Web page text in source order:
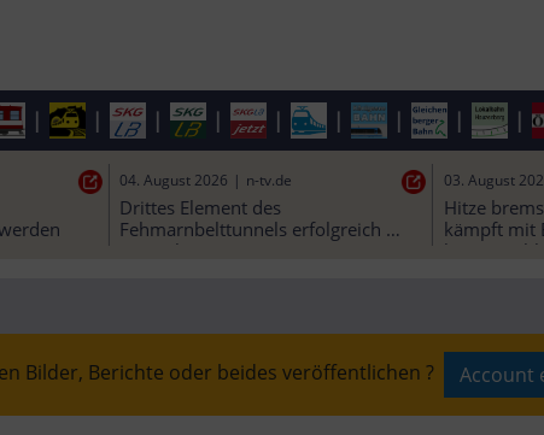
04. August 2026 | n-tv.de
Drittes Element des
Fehmarnbelttunnels erfolgreich
versenkt
03. August
Hitze
kämpft mit
kurze
Bilder, Berichte oder beides veröffentlichen ? Account